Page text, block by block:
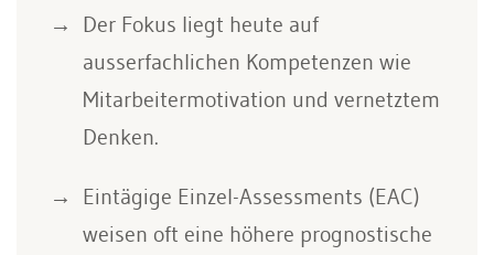
Der Fokus liegt heute auf
ausserfachlichen Kompetenzen wie
Mitarbeitermotivation und vernetztem
Denken.
Eintägige Einzel-Assessments (EAC)
weisen oft eine höhere prognostische